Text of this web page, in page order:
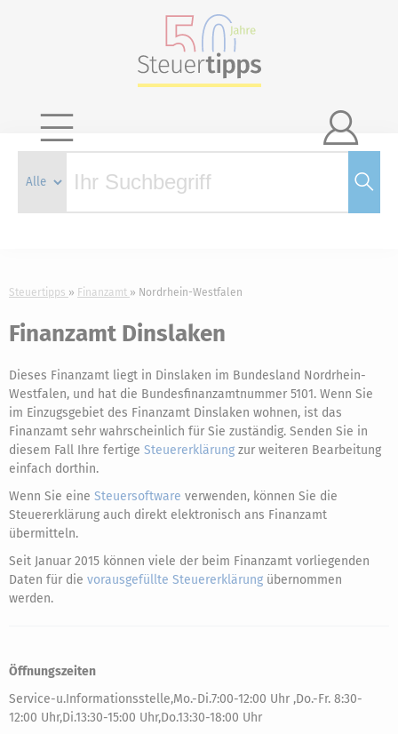

Steuertipps Finanzamt Nordrhein-Westfalen
Finanzamt Dinslaken
Dieses Finanzamt liegt in Dinslaken im Bundesland Nordrhein-
Westfalen, und hat die Bundesfinanzamtnummer 5101. Wenn Sie
im Einzugsgebiet des Finanzamt Dinslaken wohnen, ist das
Finanzamt sehr wahrscheinlich für Sie zuständig. Senden Sie in
diesem Fall Ihre fertige Steuererklärung zur weiteren Bearbeitung
einfach dorthin.
Wenn Sie eine Steuersoftware verwenden, können Sie die
Steuererklärung auch direkt elektronisch ans Finanzamt
übermitteln.
Seit Januar 2015 können viele der beim Finanzamt vorliegenden
Daten für die vorausgefüllte Steuererklärung übernommen
werden.
Öffnungszeiten
Service-u.Informationsstelle,Mo.-Di.7:00-12:00 Uhr ,Do.-Fr. 8:30-
12:00 Uhr,Di.13:30-15:00 Uhr,Do.13:30-18:00 Uhr